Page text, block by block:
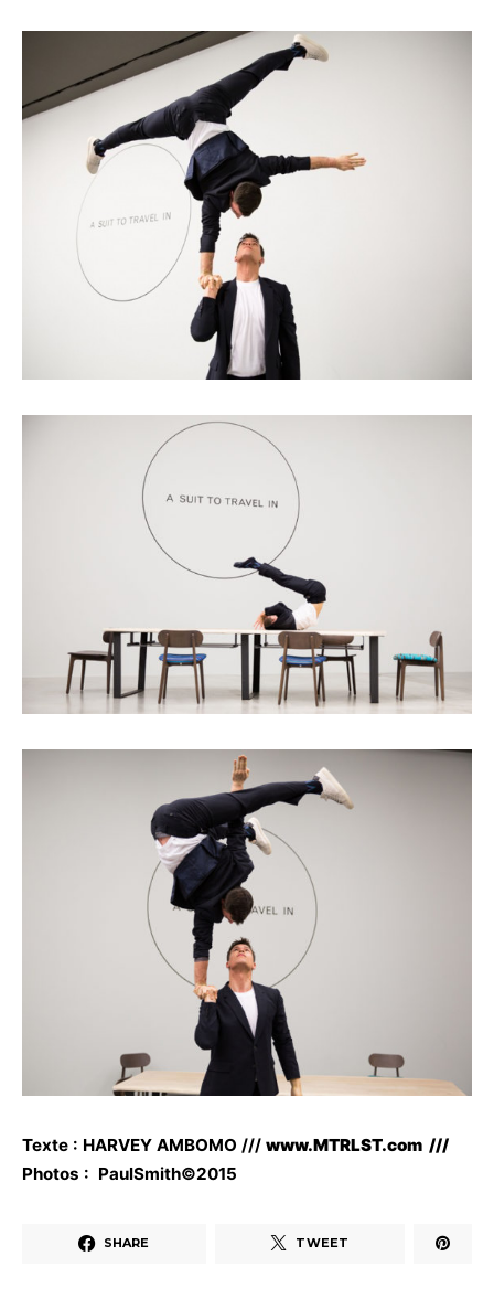
Texte : HARVEY AMBOMO /// www.MTRLST.com ///
Photos : PaulSmith©2015
SHARE TWEET